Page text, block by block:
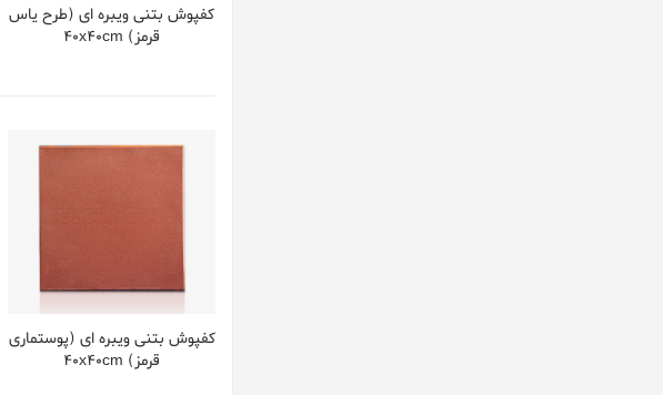
کفپوش بتنی ویبره ای (طرح یاس
قرمز) 40x40cm
کفپوش بتنی ویبره ای (پوستماری
قرمز) 40x40cm